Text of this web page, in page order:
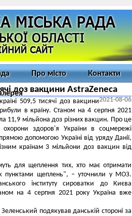
Про місто Контакти
доз вакцини AstraZeneca
2021-08-06
509,5 тисячі доз вакцини
в країну. Станом на 4 серпня 2021
11,9 мільйона доз різних вакцин. Про це
охорони здоров'я України в соцмережі
допомогою Україні від уряду Данії,
країнам 3 мільйони доз вакцин від
для щеплення тих, хто має отримати
пунктами щеплень", – уточнили у МОЗ.
інституту сироватки до Києва
на 4 серпня 2021 року Україна вже
подякував данській стороні за